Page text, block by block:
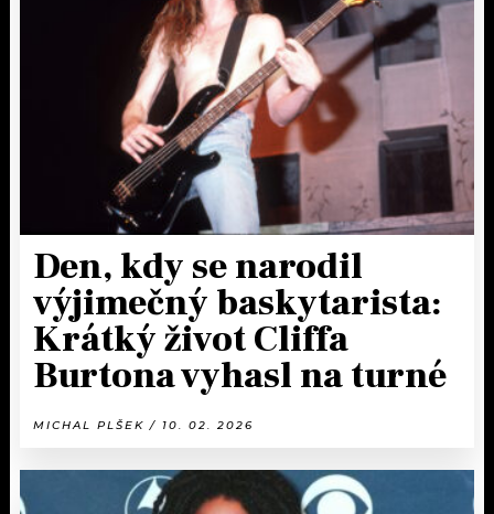
MIX
OSTATNÍ
JAK NALADIT
Den, kdy se narodil
výjimečný baskytarista:
Krátký život Cliffa
Burtona vyhasl na turné
MICHAL PLŠEK / 10. 02. 2026